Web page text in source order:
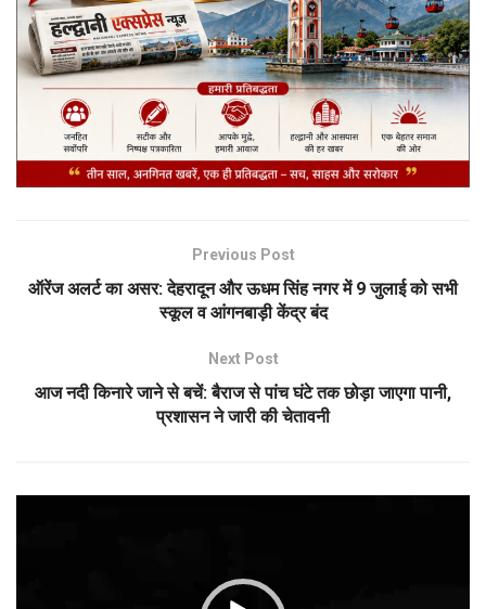
Previous Post
ऑरेंज अलर्ट का असर: देहरादून और ऊधम सिंह नगर में 9 जुलाई को सभी
स्कूल व आंगनबाड़ी केंद्र बंद
Next Post
आज नदी किनारे जाने से बचें: बैराज से पांच घंटे तक छोड़ा जाएगा पानी,
प्रशासन ने जारी की चेतावनी